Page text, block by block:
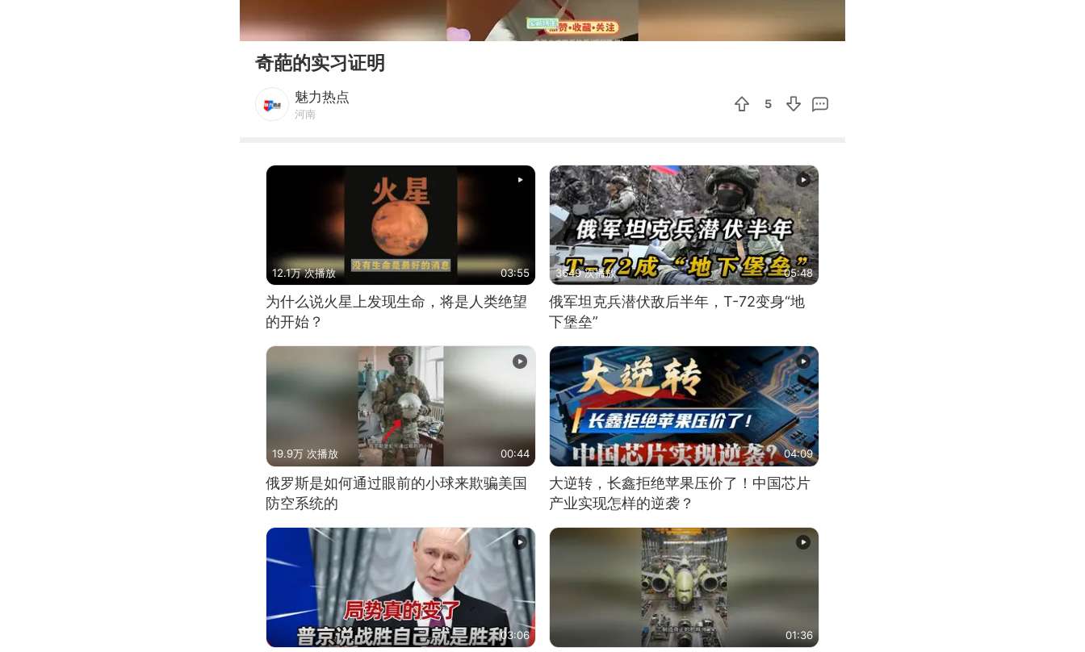
00:00
奇葩的实习证明
魅力热点
河南
5
12.1万 次播放 03:55
为什么说火星上发现生命，将是人类绝望
的开始？
3649 次播放 05:48
俄军坦克兵潜伏敌后半年，T-72变身“地
下堡垒”
19.9万 次播放 00:44
俄罗斯是如何通过眼前的小球来欺骗美国
防空系统的
04:09
大逆转，长鑫拒绝苹果压价了！中国芯片
产业实现怎样的逆袭？
03:06 01:36